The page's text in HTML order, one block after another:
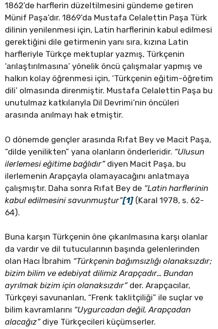
1862’de harflerin düzeltilmesini gündeme getiren
Münif Paşa’dır. 1869’da Mustafa Celalettin Paşa Türk
dilinin yenilenmesi için, Latin harflerinin kabul edilmesi
gerektiğini dile getirmenin yanı sıra, kızına Latin
harfleriyle Türkçe mektuplar yazmış, Türkçenin
‘arılaştırılmasına’ yönelik öncü çalışmalar yapmış ve
halkın kolay öğrenmesi için, ‘Türkçenin eğitim-öğretim
dili’ olmasında direnmiştir. Mustafa Celalettin Paşa bu
unutulmaz katkılarıyla Dil Devrimi’nin öncüleri
arasında anılmayı hak etmiştir.
O dönemde gençler arasında Rıfat Bey ve Macit Paşa,
“dilde yenilikten” yana olanların önderleridir. “Ulusun
ilerlemesi eğitime bağlıdır”diyen Macit Paşa, bu
ilerlemenin Arapçayla olamayacağını anlatmaya
çalışmıştır. Daha sonra Rıfat Bey de “Latin harflerinin
kabul edilmesini savunmuştur”[1] (Karal 1978, s. 62-
64).
Buna karşın Türkçenin öne çıkarılmasına karşı olanlar
da vardır ve dil tutucularının başında gelenlerinden
olan Hacı İbrahim “Türkçenin bağımsızlığı olanaksızdır;
bizim bilim ve edebiyat dilimiz Arapçadır… Bundan
ayrılmak bizim için olanaksızdır”der. Arapçacılar,
Türkçeyi savunanları, “Frenk taklitçiliği” ile suçlar ve
bilim kavramlarını “Uygurcadan değil, Arapçadan
alacağız”diye Türkçecileri küçümserler.